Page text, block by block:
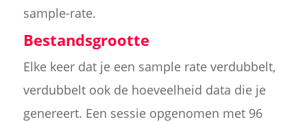
sample-rate.
Bestandsgrootte
Elke keer dat je een sample rate verdubbelt,
verdubbelt ook de hoeveelheid data die je
genereert. Een sessie opgenomen met 96